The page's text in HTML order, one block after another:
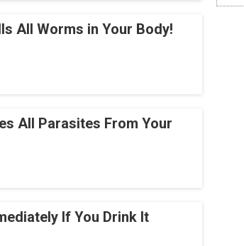
All Worms in Your Body!
All Parasites From Your
If You Drink It